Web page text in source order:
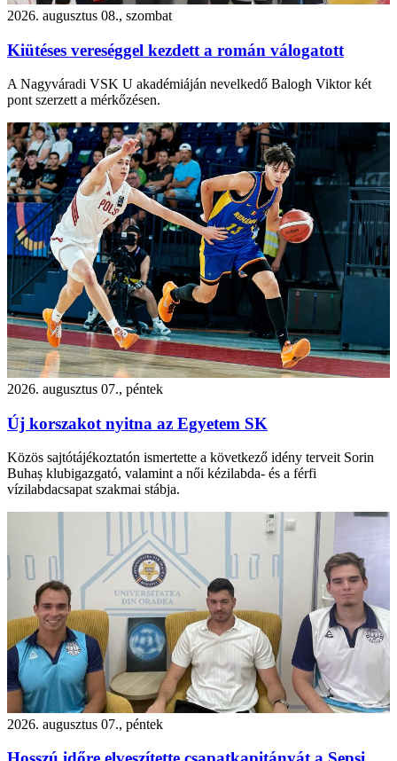
2026. augusztus 08., szombat
Kiütéses vereséggel kezdett a román válogatott
A Nagyváradi VSK U akadémiáján nevelkedő Balogh Viktor két
pont szerzett a mérkőzésen.
2026. augusztus 07., péntek
Új korszakot nyitna az Egyetem SK
Közös sajtótájékoztatón ismertette a következő idény terveit Sorin
Buhaș klubigazgató, valamint a női kézilabda- és a férfi
vízilabdacsapat szakmai stábja.
2026. augusztus 07., péntek